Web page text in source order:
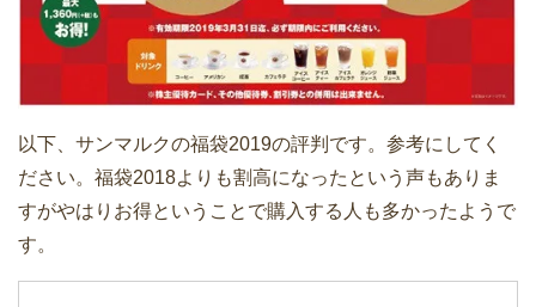
以下、サンマルクの福袋2019の評判です。参考にしてく
ださい。福袋2018よりも割高になったという声もありま
すがやはりお得ということで購入する人も多かったようで
す。